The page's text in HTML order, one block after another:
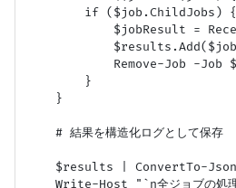
        if ($job.ChildJobs) {
$jobResult =
Remove-Job -Job
        }
    }
    # 結果を構造化ログとして保存
$results | ConvertTo-
Write-Host "`n全ジョブの処